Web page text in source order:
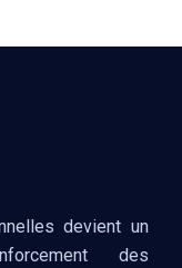
devient un
des